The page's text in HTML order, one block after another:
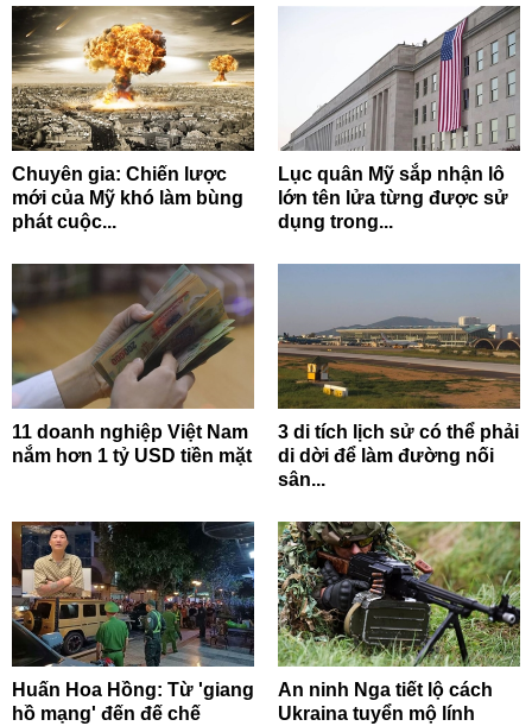
Chuyên gia: Chiến lược
mới của Mỹ khó làm bùng
phát cuộc...
Lục quân Mỹ sắp nhận lô
lớn tên lửa từng được sử
dụng trong...
11 doanh nghiệp Việt Nam
nắm hơn 1 tỷ USD tiền mặt
3 di tích lịch sử có thể phải
di dời để làm đường nối
sân...
Huấn Hoa Hồng: Từ 'giang
hồ mạng' đến đế chế
An ninh Nga tiết lộ cách
Ukraina tuyển mộ lính